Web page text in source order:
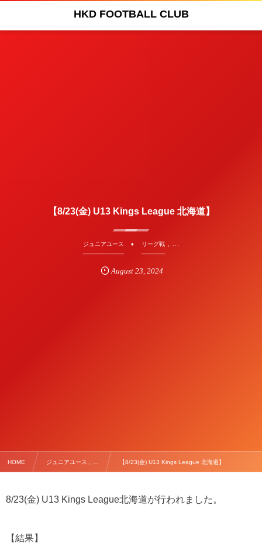
HKD FOOTBALL CLUB
【8/23(金) U13 Kings League 北海道】
ジュニアユース リーグ戦, …
August 23 ,2024
HOME ジュニアユース , … 【8/23(金) U13 Kings League 北海道】
8/23(金) U13 Kings League北海道が行われました。
【結果】